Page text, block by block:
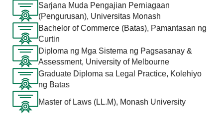
Institute of International Affairs, na unang itinatag bilang isang
sangay ng Royal Institute of International Affairs ng London
("Chatham House") sa Victoria noong 1924.
Sarjana Muda Pengajian Perniagaan
(Pengurusan), Universitas Monash
Bachelor of Commerce (Batas), Pamantasan ng
Curtin
Diploma ng Mga Sistema ng Pagsasanay &
Assessment, University of Melbourne
Graduate Diploma sa Legal Practice, Kolehiyo
ng Batas
Master of Laws (LL.M), Monash University